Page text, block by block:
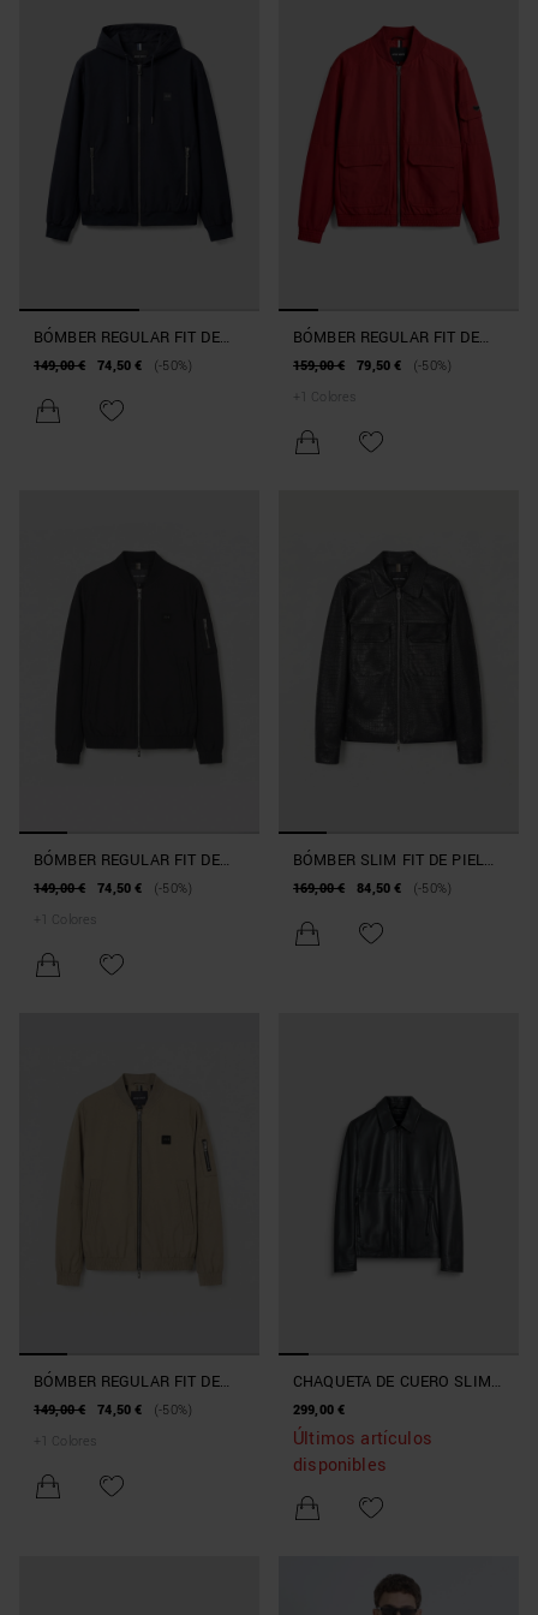
BÓMBER REGULAR FIT DE
NAILON DOBBY CON
149,00 € 74,50 € (-50%)
BÓMBER REGULAR FIT DE
TEJIDO TÉCNICO LIGERO
159,00 € 79,50 €
(-50%)
+
Colores
BÓMBER REGULAR FIT DE
TEJIDO TÉCNICO CON
149,00 € 74,50 €
(-50%)
+
Colores
BÓMBER SLIM FIT DE PIEL
SINTÉTICA EARLY
169,00 € 84,50 € (-50%)
BÓMBER REGULAR FIT DE
TEJIDO TÉCNICO CON
149,00 € 74,50 €
(-50%)
+
Colores
CHAQUETA DE CUERO SLIM
FIT EFECTO LAVADO
299,00 €
Últimos artículos
disponibles